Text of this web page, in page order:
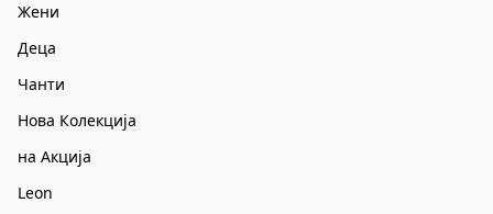
Жени
Деца
Чанти
Нова Колекција
на Акција
Leon